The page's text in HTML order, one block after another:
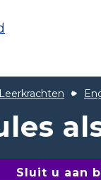
Sluit u aan